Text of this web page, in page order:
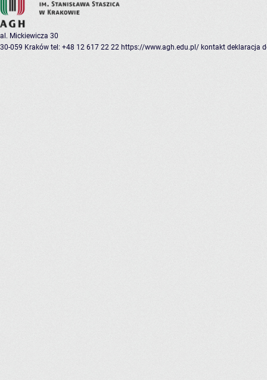
al. Mickiewicza 30
30-059 Kraków tel: +48 12 617 22 22 https://www.agh.edu.pl/ kontakt deklaracja